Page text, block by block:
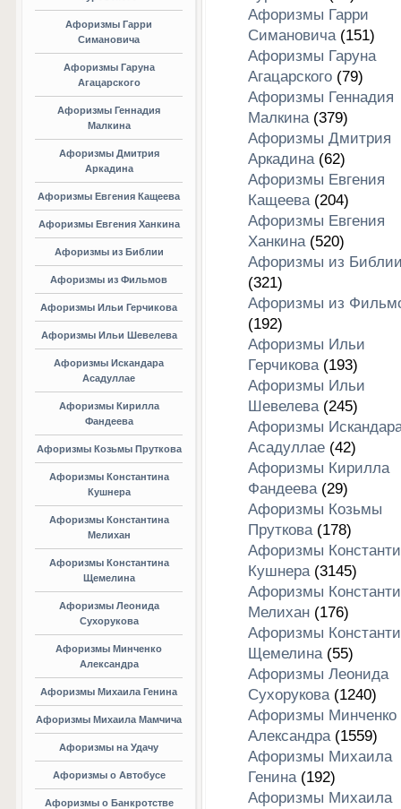
Афоризмы Гарри
Симановича
Афоризмы Гаруна
Агацарского
Афоризмы Геннадия
Малкина
Афоризмы Дмитрия
Аркадина
Афоризмы Евгения Кащеева
Афоризмы Евгения Ханкина
Афоризмы из Библии
Афоризмы из Фильмов
Афоризмы Ильи Герчикова
Афоризмы Ильи Шевелева
Афоризмы Искандара
Асадуллае
Афоризмы Кирилла
Фандеева
Афоризмы Козьмы Пруткова
Афоризмы Константина
Кушнера
Афоризмы Константина
Мелихан
Афоризмы Константина
Щемелина
Афоризмы Леонида
Сухорукова
Афоризмы Минченко
Александра
Афоризмы Михаила Генина
Афоризмы Михаила Мамчича
Афоризмы на Удачу
Афоризмы о Автобусе
Афоризмы о Банкротстве
Афоризмы Гарри
Симановича(151)
Афоризмы Гаруна
Агацарского(79)
Афоризмы Геннадия
Малкина(379)
Афоризмы Дмитрия
Аркадина(62)
Афоризмы Евгения
Кащеева(204)
Афоризмы Евгения
Ханкина(520)
Афоризмы из
(321)
Афоризмы из
(192)
Афоризмы Ильи
Герчикова(193)
Афоризмы Ильи
Шевелева(245)
Афоризмы
Асадуллае(42)
Афоризмы Кирилла
Фандеева(29)
Афоризмы Козьмы
Пруткова(178)
Афоризмы
Кушнера(3145)
Афоризмы
Мелихан(176)
Афоризмы
Щемелина(55)
Афоризмы Леонида
Сухорукова(1240)
Афоризмы Минченко
Александра(1559)
Афоризмы Михаила
Генина(192)
Афоризмы Михаила